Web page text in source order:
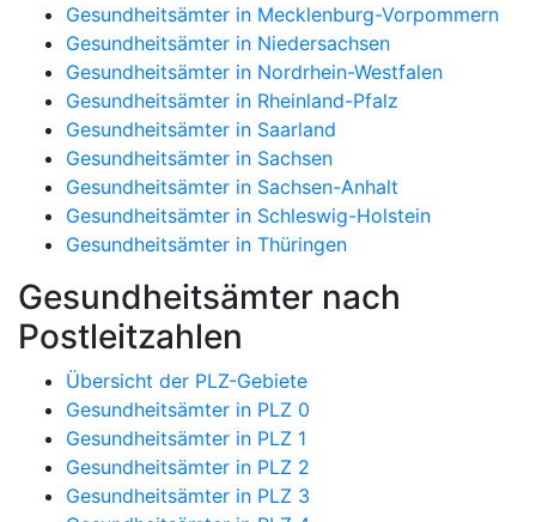
Gesundheitsämter in Mecklenburg-Vorpommern
Gesundheitsämter in Niedersachsen
Gesundheitsämter in Nordrhein-Westfalen
Gesundheitsämter in Rheinland-Pfalz
Gesundheitsämter in Saarland
Gesundheitsämter in Sachsen
Gesundheitsämter in Sachsen-Anhalt
Gesundheitsämter in Schleswig-Holstein
Gesundheitsämter in Thüringen
Gesundheitsämter nach
Postleitzahlen
Übersicht der PLZ-Gebiete
Gesundheitsämter in PLZ 0
Gesundheitsämter in PLZ 1
Gesundheitsämter in PLZ 2
Gesundheitsämter in PLZ 3